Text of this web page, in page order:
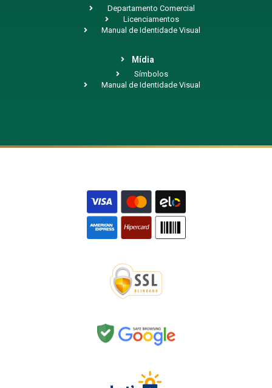
Departamento Comercial
Licenciamentos
Manual de Identidade Visual
Mídia
Símbolos
Manual de Identidade Visual